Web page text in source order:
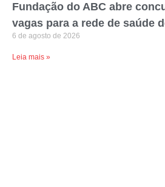
Fundação do ABC abre
vagas para a rede de saúde
6 de agosto de 2026
Leia mais »